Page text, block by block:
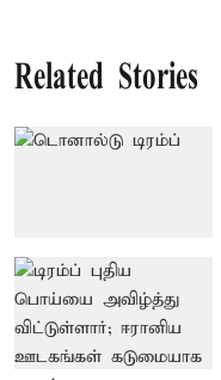
Related Stories